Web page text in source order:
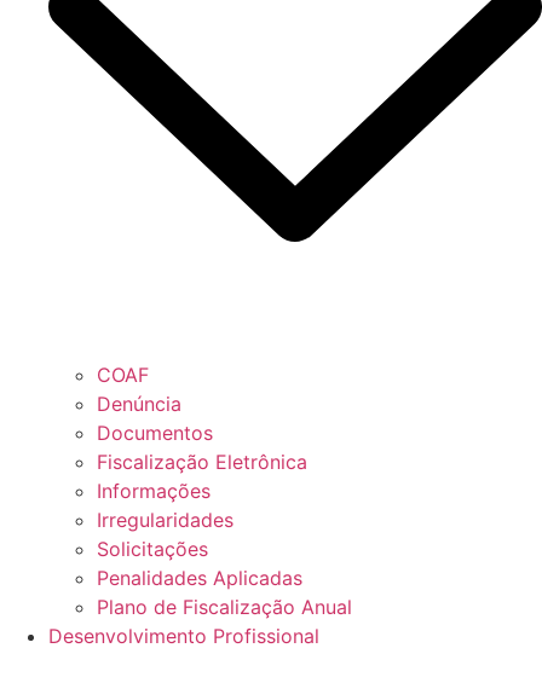
COAF
Denúncia
Documentos
Fiscalização Eletrônica
Informações
Irregularidades
Solicitações
Penalidades Aplicadas
Plano de Fiscalização Anual
Desenvolvimento Profissional